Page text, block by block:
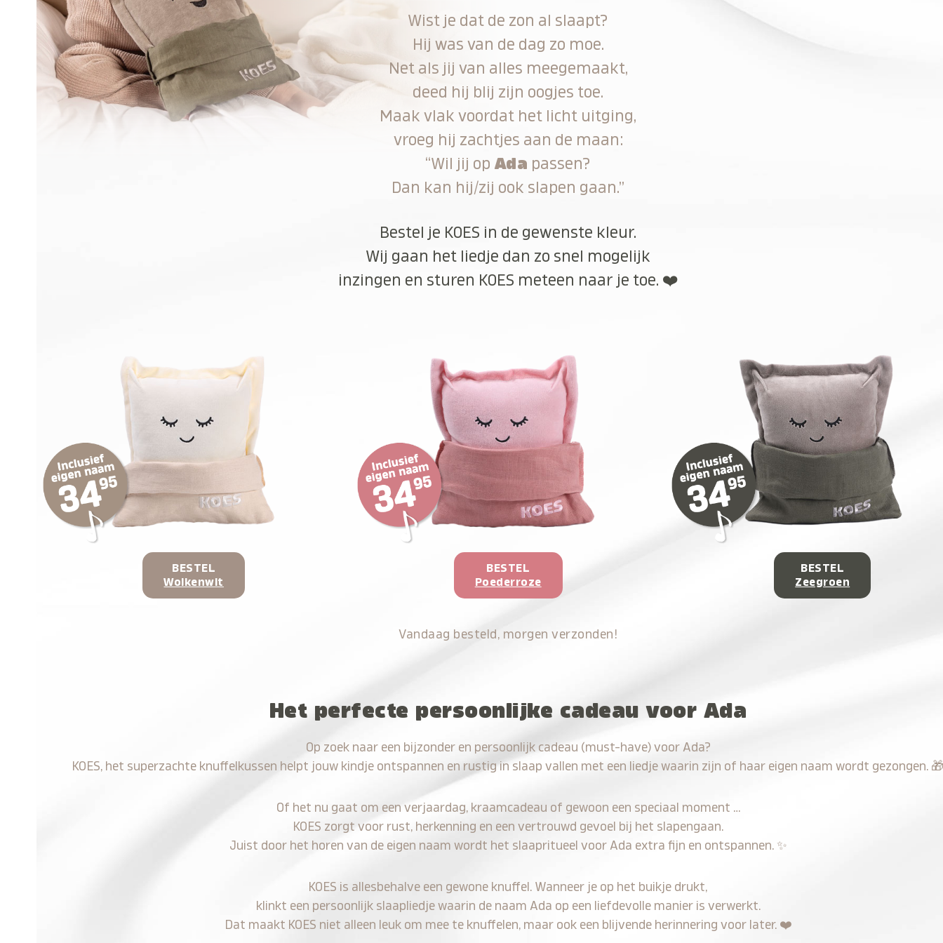
Wist je dat de zon al slaapt?
Hij was van de dag zo moe.
Net als jij van alles meegemaakt,
deed hij blij zijn oogjes toe.
Maak vlak voordat het licht uitging,
vroeg hij zachtjes aan de maan:
“Wil jij op Ada passen?
Dan kan hij/zij ook slapen gaan.”
Bestel je KOES in de gewenste kleur.
Wij gaan het liedje dan zo snel mogelijk
inzingen en sturen KOES meteen naar je toe. ❤️
BESTEL
Wolkenwit
BESTEL
Poederroze
BESTEL
Zeegroen
Vandaag besteld, morgen verzonden!
Het perfecte persoonlijke cadeau voor Ada
Op zoek naar een bijzonder en persoonlijk cadeau (must-have) voor Ada?
KOES, het superzachte knuffelkussen helpt jouw kindje ontspannen en rustig in slaap vallen met een liedje waarin zijn of haar eigen naam wordt gezongen.
Of het nu gaat om een verjaardag, kraamcadeau of gewoon een speciaal moment …
KOES zorgt voor rust, herkenning en een vertrouwd gevoel bij het slapengaan.
Juist door het horen van de eigen naam wordt het slaapritueel voor Ada extra fijn en ontspannen. ✨
KOES is allesbehalve een gewone knuffel. Wanneer je op het buikje drukt,
klinkt een persoonlijk slaapliedje waarin de naam Ada op een liefdevolle manier is verwerkt.
Dat maakt KOES niet alleen leuk om mee te knuffelen, maar ook een blijvende herinnering voor later. ❤️